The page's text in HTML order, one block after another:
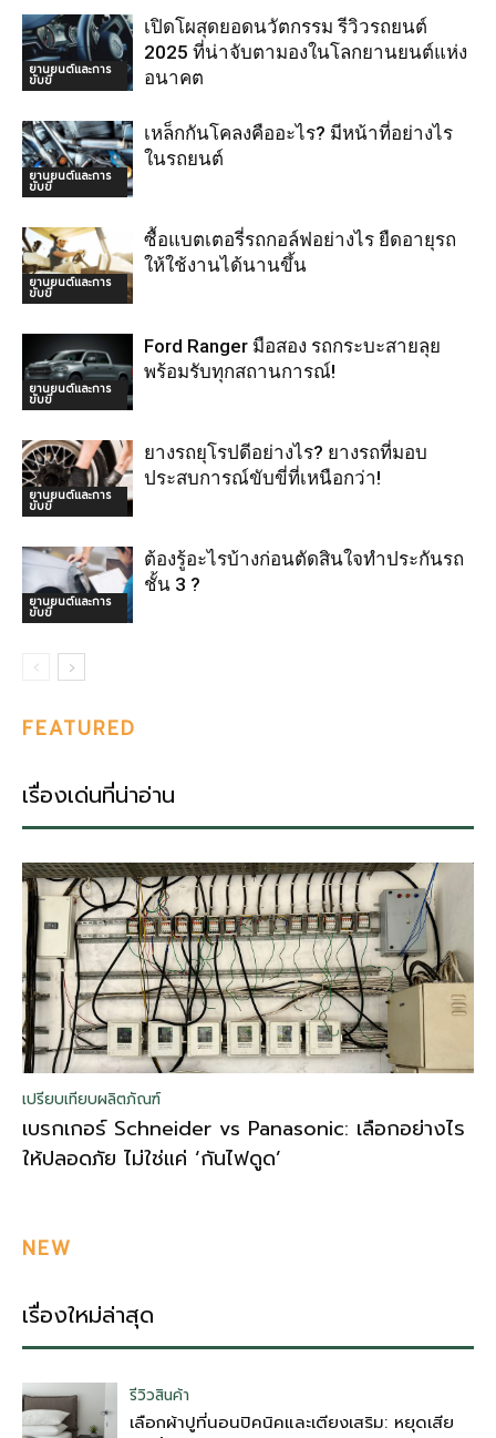
ยานยนต์และการ
ขับขี่
เปิดโผสุดยอดนวัตกรรม รีวิวรถยนต์
2025 ที่น่าจับตามองในโลกยานยนต์แห่ง
อนาคต
ยานยนต์และการ
ขับขี่
เหล็กกันโคลงคืออะไร? มีหน้าที่อย่างไร
ในรถยนต์
ยานยนต์และการ
ขับขี่
ซื้อแบตเตอรี่รถกอล์ฟอย่างไร ยืดอายุรถ
ให้ใช้งานได้นานขึ้น
ยานยนต์และการ
ขับขี่
Ford Ranger มือสอง รถกระบะสายลุย
พร้อมรับทุกสถานการณ์!
ยานยนต์และการ
ขับขี่
ยางรถยุโรปดีอย่างไร? ยางรถที่มอบ
ประสบการณ์ขับขี่ที่เหนือกว่า!
ยานยนต์และการ
ขับขี่
ต้องรู้อะไรบ้างก่อนตัดสินใจทำประกันรถ
ชั้น 3 ?
FEATURED
เรื่องเด่นที่น่าอ่าน
เปรียบเทียบผลิตภัณฑ์
เบรกเกอร์ Schneider vs Panasonic: เลือกอย่างไร
ให้ปลอดภัย ไม่ใช่แค่ ‘กันไฟดูด’
NEW
เรื่องใหม่ล่าสุด
รีวิวสินค้า
เลือกผ้าปูที่นอนปิคนิคและเตียงเสริม: หยุดเสีย